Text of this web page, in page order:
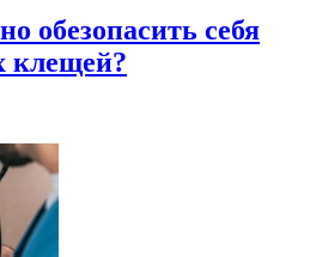
обезопасить себя
клещей?